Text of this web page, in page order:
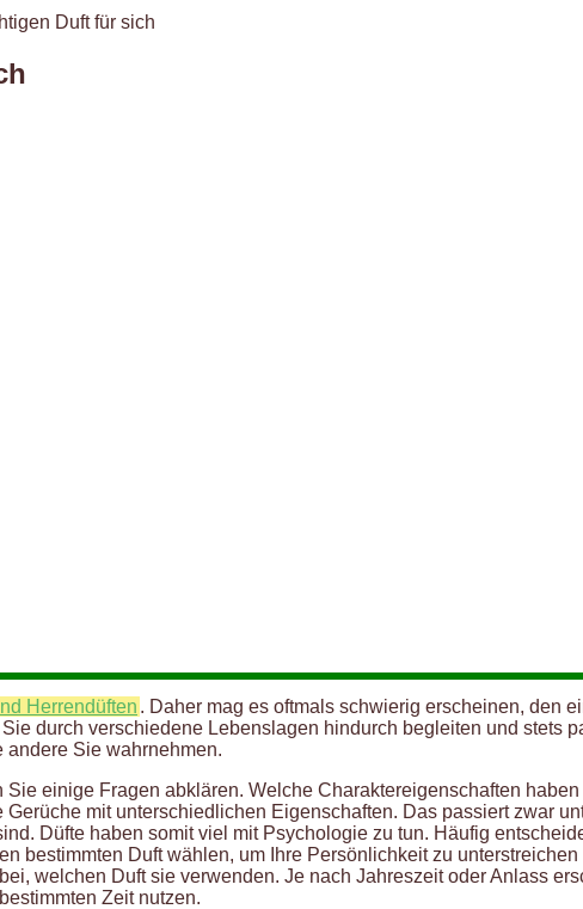
Duft für sich
Herrendüften . Daher mag es oftmals schwierig erscheinen, den
durch verschiedene Lebenslagen hindurch begleiten und stets
andere Sie wahrnehmen.
einige Fragen abklären. Welche Charaktereigenschaften
mit unterschiedlichen Eigenschaften. Das passiert zwar
Düfte haben somit viel mit Psychologie zu tun. Häufig
bestimmten Duft wählen, um Ihre Persönlichkeit zu
welchen Duft sie verwenden. Je nach Jahreszeit oder Anlass
Zeit nutzen.